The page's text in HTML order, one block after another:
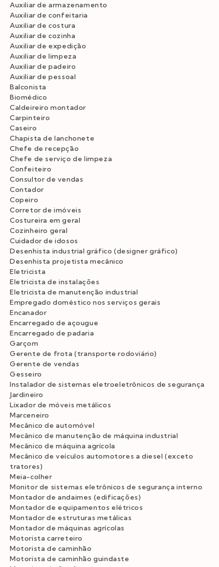
Auxiliar de armazenamento
Auxiliar de confeitaria
Auxiliar de costura
Auxiliar de cozinha
Auxiliar de expedição
Auxiliar de limpeza
Auxiliar de padeiro
Auxiliar de pessoal
Balconista
Biomédico
Caldeireiro montador
Carpinteiro
Caseiro
Chapista de lanchonete
Chefe de recepção
Chefe de serviço de limpeza
Confeiteiro
Consultor de vendas
Contador
Copeiro
Corretor de imóveis
Costureira em geral
Cozinheiro geral
Cuidador de idosos
Desenhista industrial gráfico (designer gráfico)
Desenhista projetista mecânico
Eletricista
Eletricista de instalações
Eletricista de manutenção industrial
Empregado doméstico nos serviços gerais
Encanador
Encarregado de açougue
Encarregado de padaria
Garçom
Gerente de frota (transporte rodoviário)
Gerente de vendas
Gesseiro
Instalador de sistemas eletroeletrônicos de segurança
Jardineiro
Lixador de móveis metálicos
Marceneiro
Mecânico de automóvel
Mecânico de manutenção de máquina industrial
Mecânico de máquina agrícola
Mecânico de veículos automotores a diesel (exceto
tratores)
Meia-colher
Monitor de sistemas eletrônicos de segurança interno
Montador de andaimes (edificações)
Montador de equipamentos elétricos
Montador de estruturas metálicas
Montador de máquinas agrícolas
Motorista carreteiro
Motorista de caminhão
Motorista de caminhão guindaste